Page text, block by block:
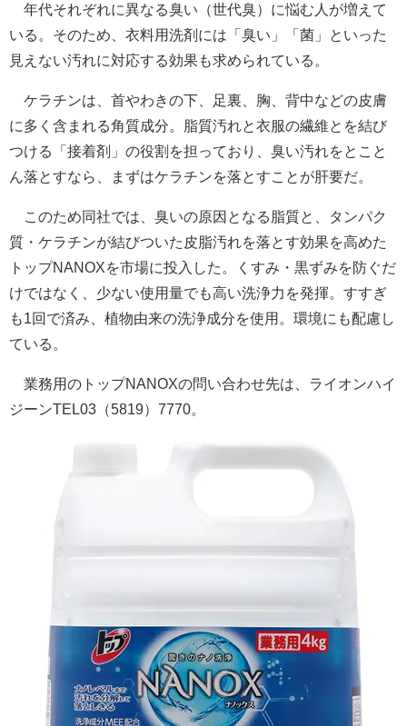
年代それぞれに異なる臭い（世代臭）に悩む人が増えて
いる。そのため、衣料用洗剤には「臭い」「菌」といった
見えない汚れに対応する効果も求められている。
ケラチンは、首やわきの下、足裏、胸、背中などの皮膚
に多く含まれる角質成分。脂質汚れと衣服の繊維とを結び
つける「接着剤」の役割を担っており、臭い汚れをとこと
ん落とすなら、まずはケラチンを落とすことが肝要だ。
このため同社では、臭いの原因となる脂質と、タンパク
質・ケラチンが結びついた皮脂汚れを落とす効果を高めた
トップNANOXを市場に投入した。くすみ・黒ずみを防ぐだ
けではなく、少ない使用量でも高い洗浄力を発揮。すすぎ
も1回で済み、植物由来の洗浄成分を使用。環境にも配慮し
ている。
業務用のトップNANOXの問い合わせ先は、ライオンハイ
ジーンTEL03（5819）7770。